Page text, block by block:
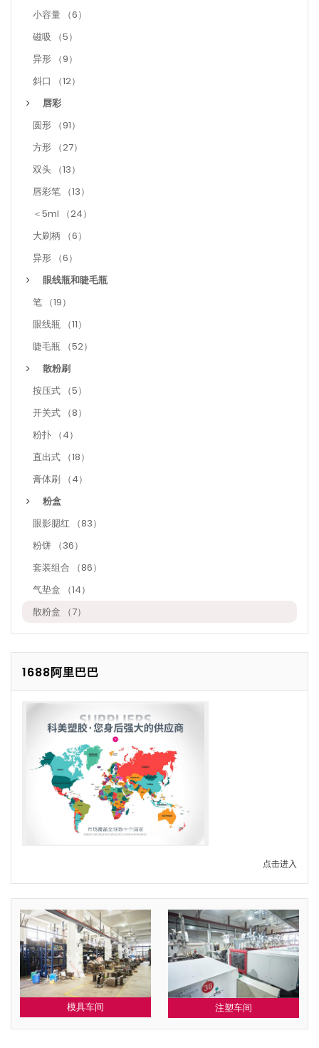
小容量 （6）
磁吸 （5）
异形 （9）
斜口 （12）
唇彩
圆形 （91）
方形 （27）
双头 （13）
唇彩笔 （13）
＜5ml （24）
大刷柄 （6）
异形 （6）
眼线瓶和睫毛瓶
笔 （19）
眼线瓶 （11）
睫毛瓶 （52）
散粉刷
按压式 （5）
开关式 （8）
粉扑 （4）
直出式 （18）
膏体刷 （4）
粉盒
眼影腮红 （83）
粉饼 （36）
套装组合 （86）
气垫盒 （14）
散粉盒 （7）
1688阿里巴巴
点击进入
模具车间 注塑车间